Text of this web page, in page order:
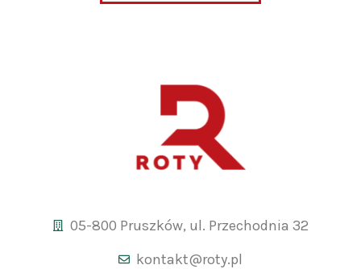
05-800 Pruszków, ul. Przechodnia 32
kontakt@roty.pl